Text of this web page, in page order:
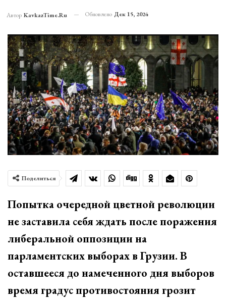
Автор KavkazTime.ru Обновлено Дек 15, 2024
Поделиться
Попытка очередной цветной революции
не заставила себя ждать после поражения
либеральной оппозиции на
парламентских выборах в Грузии. В
оставшееся до намеченного дня выборов
время градус противостояния грозит